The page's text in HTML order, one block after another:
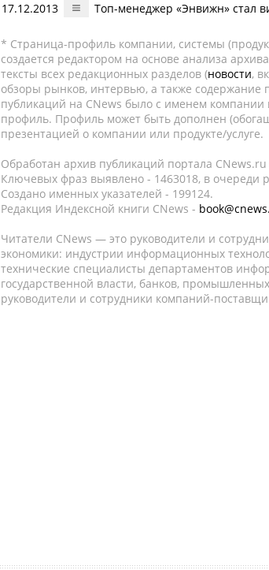
17.12.2013 Топ-менеджер «Энвижн» стал
* Страница-профиль компании, системы
создается редактором на основе анализа
тексты всех редакционных разделов (новости,
обзоры рынков, интервью, а также содержание
публикаций на CNews было с именем компании
профиль. Профиль может быть дополнен
презентацией о компании или продукте/услуге.
Обработан архив публикаций портала
Ключевых фраз выявлено - 1463018, в очереди
Создано именных указателей - 199124.
Редакция Индексной книги CNews -
Читатели CNews — это руководители и
экономики: индустрии информационных
технические специалисты департаментов
государственной власти, банков,
руководители и сотрудники компаний-